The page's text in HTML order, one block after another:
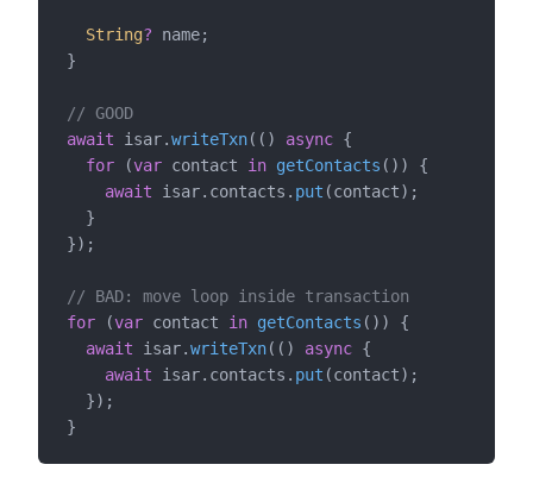
String? name;
}
// GOOD
await isar.writeTxn(() async {
for (var contact in getContacts ()) {
await isar.contacts. put (contact);
  }
});
// BAD: move loop inside transaction
for (var contact in getContacts ()) {
await isar.writeTxn(() async {
await isar.contacts. put (contact);
  });
}